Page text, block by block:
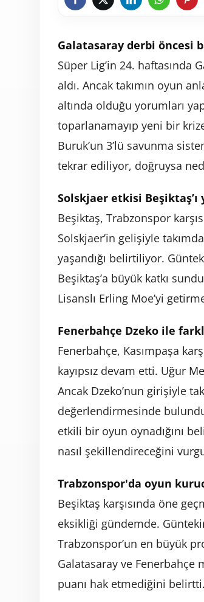
Galatasaray derbi öncesi
Süper Lig’in 24. haftasında
aldı. Ancak takımın oyun
altında olduğu yorumları
toparlanamayıp yeni bir
Buruk’un 3’lü savunma
tekrar ediliyor, doğruysa
Solskjaer etkisi Beşiktaş’ı
Beşiktaş, Trabzonspor
Solskjaer’in gelişiyle
yaşandığı belirtiliyor.
Beşiktaş’a büyük katkı
Lisanslı Erling Moe’yi
Fenerbahçe Dzeko ile
Fenerbahçe, Kasımpaşa
kayıpsız devam etti. Uğur
Ancak Dzeko’nun girişiyle
değerlendirmesinde
etkili bir oyun oynadığını
nasıl şekillendireceğini
Trabzonspor'da oyun
Beşiktaş karşısında öne
eksikliği gündemde.
Trabzonspor’un en büyük
Galatasaray ve Fenerbahçe
puanı hak etmediğini belirtti.